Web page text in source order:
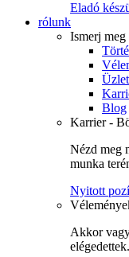
Eladó
rólunk
Ismerj
Blog
Karrier -
Nézd meg
munka
Nyitott
Akkor